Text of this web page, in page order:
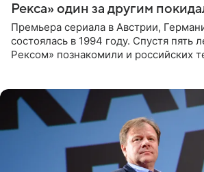
Рекса» один за другим
Премьера сериала в Австрии,
состоялась в 1994 году. Спустя пять
Рексом» познакомили и российских